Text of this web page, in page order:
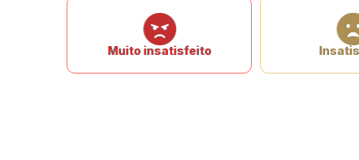
Muito insatisfeito